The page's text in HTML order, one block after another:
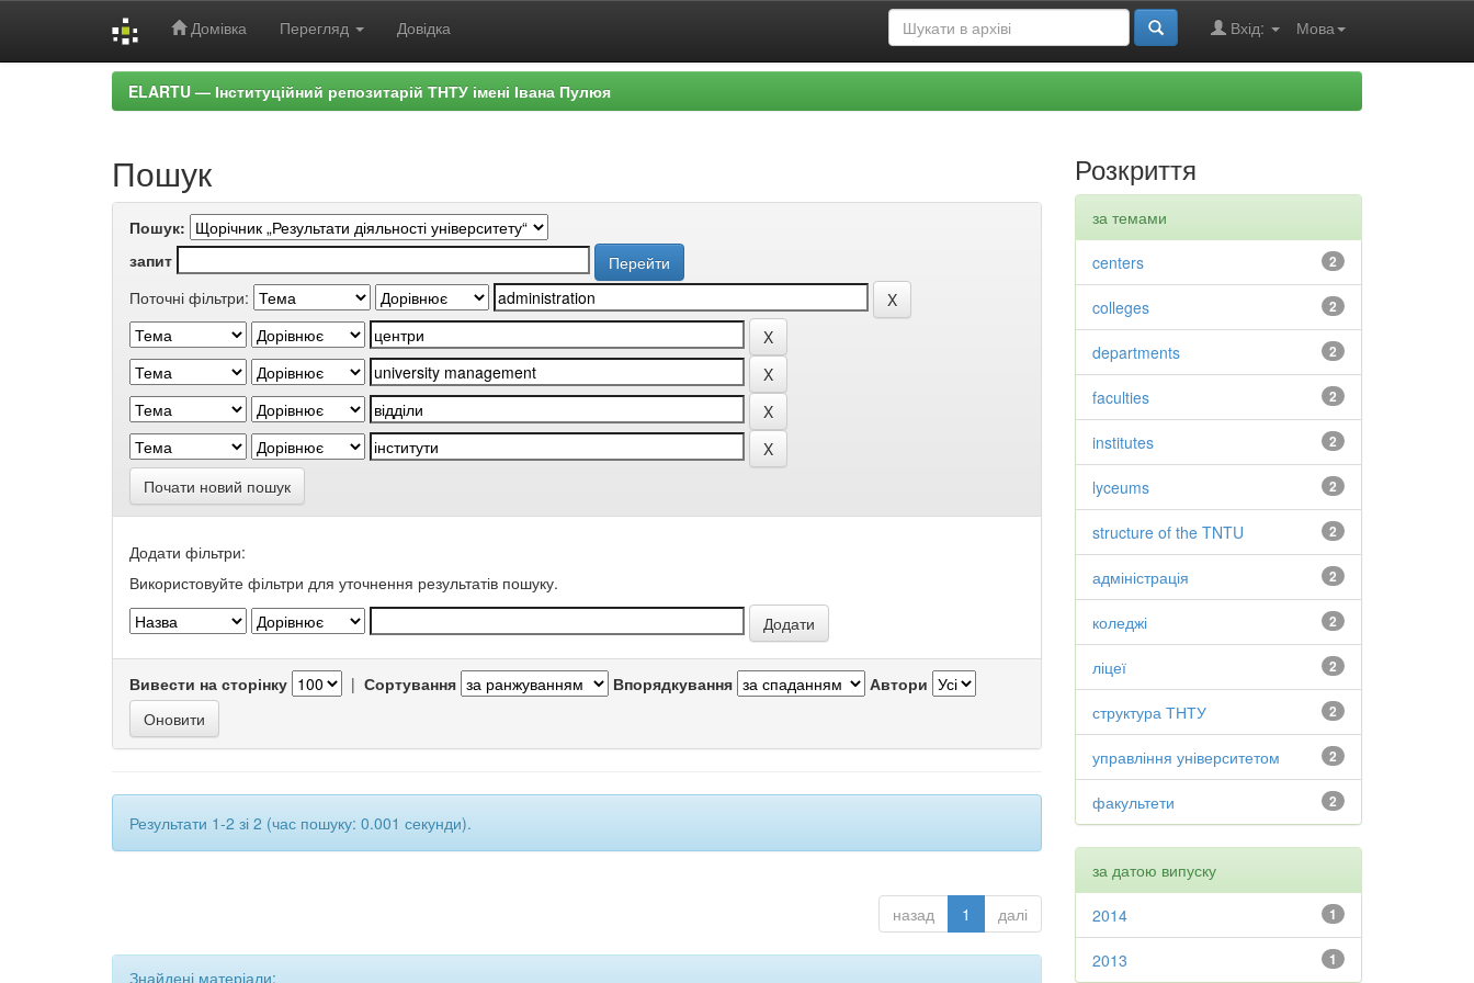
Домівка Перегляд Довідка Мова
Вхід:
ELARTU — Інституційний репозитарій ТНТУ імені Івана Пулюя
Пошук
Пошук:
запит
Поточні фільтри:
Почати новий пошук
Додати фільтри:
Використовуйте фільтри для уточнення результатів пошуку.
Вивести на сторінку | Сортування Впорядкування Автори
Результати 1-2 зі 2 (час пошуку: 0.001 секунди).
назад 1 далі
Знайдені матеріали:
Розкриття
за темами
2
centers
2
colleges
2
departments
2
faculties
2
institutes
2
lyceums
2
structure of the TNTU
2
адміністрація
2
коледжі
2
ліцеї
2
структура ТНТУ
2
управління університетом
2
факультети
за датою випуску
1
2014
1
2013